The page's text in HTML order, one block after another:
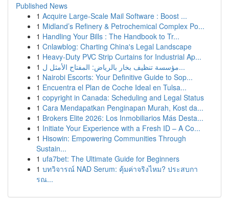
Published News
1 Acquire Large-Scale Mail Software : Boost ...
1 Midland’s Refinery & Petrochemical Complex Po...
1 Handling Your Bills : The Handbook to Tr...
1 Cnlawblog: Charting China's Legal Landscape
1 Heavy-Duty PVC Strip Curtains for Industrial Ap...
1
مؤسسة تنظيف بخار بالرياض: المفتاح الأمثل ل...
1 Nairobi Escorts: Your Definitive Guide to Sop...
1 Encuentra el Plan de Coche Ideal en Tulsa...
1 copyright in Canada: Scheduling and Legal Status
1 Cara Mendapatkan Penginapan Murah, Kost da...
1 Brokers Elite 2026: Los Inmobiliarios Más Desta...
1 Initiate Your Experience with a Fresh ID – A Co...
1 Hisowin: Empowering Communities Through
Sustain...
1 ufa7bet: The Ultimate Guide for Beginners
1 บทวิจารณ์ NAD Serum: คุ้มค่าจริงไหม? ประสบกา
รณ...